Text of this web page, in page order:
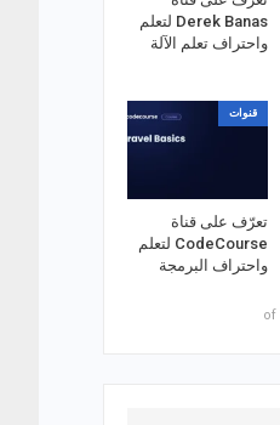
Derek Banas لتعلم
واحتراف تعلم الآلة
قنوات
تعرّف على قناة
CodeCourse لتعلم
واحتراف البرمجة